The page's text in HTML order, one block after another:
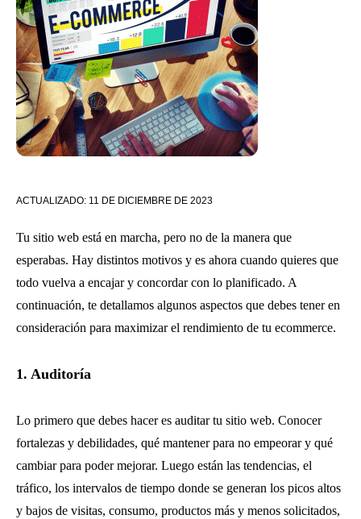
ACTUALIZADO: 11 DE DICIEMBRE DE 2023
Tu sitio web está en marcha, pero no de la manera que
esperabas. Hay distintos motivos y es ahora cuando quieres que
todo vuelva a encajar y concordar con lo planificado. A
continuación, te detallamos algunos aspectos que debes tener en
consideración para maximizar el rendimiento de tu ecommerce.
1. Auditoría
Lo primero que debes hacer es auditar tu sitio web. Conocer
fortalezas y debilidades, qué mantener para no empeorar y qué
cambiar para poder mejorar. Luego están las tendencias, el
tráfico, los intervalos de tiempo donde se generan los picos altos
y bajos de visitas, consumo, productos más y menos solicitados,